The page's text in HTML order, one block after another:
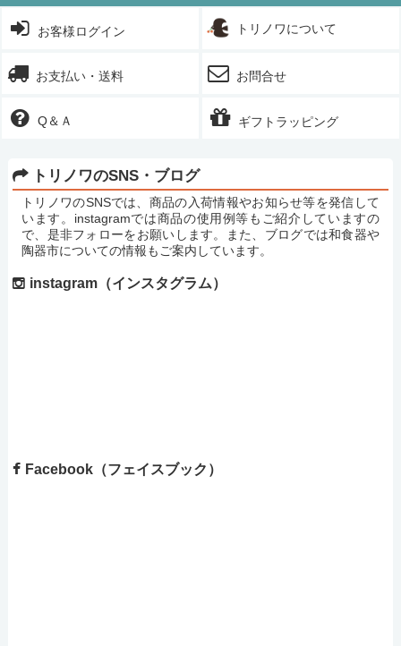
お客様ログイン トリノワについて
お支払い・送料 お問合せ
Q＆Ａ ギフトラッピング
トリノワのSNS・ブログ
トリノワのSNSでは、商品の入荷情報やお知らせ等を発信して
います。instagramでは商品の使用例等もご紹介していますの
で、是非フォローをお願いします。また、ブログでは和食器や
陶器市についての情報もご案内しています。
instagram（インスタグラム）
Facebook（フェイスブック）